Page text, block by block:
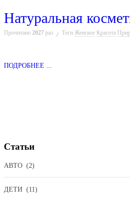
Натуральная
Прочитано 2027 раз Теги Женское Красота
ПОДРОБНЕЕ ...
Статьи
АВТО (2)
ДЕТИ (11)